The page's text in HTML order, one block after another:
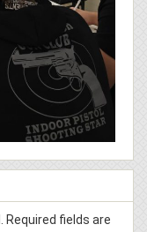
Required fields are